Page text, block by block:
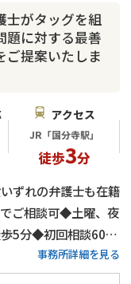
士がタッグを組
題に対する最善
ご提案いたしま
アクセス
JR「国分寺駅」
徒歩3分
ずれの弁護士も在籍
ご相談可◆土曜、夜
5分◆初回相談60分
・財産分与・慰謝料
事務所詳細を見る